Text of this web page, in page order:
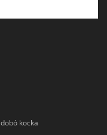
dobó kocka